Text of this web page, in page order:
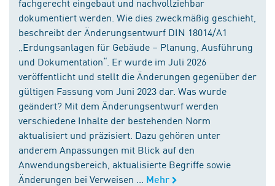
dokumentiert werden. Wie dies zweckmäßig geschieht,
beschreibt der Änderungsentwurf DIN 18014/A1
„Erdungsanlagen für Gebäude – Planung, Ausführung
und Dokumentation“. Er wurde im Juli 2026
veröffentlicht und stellt die Änderungen gegenüber der
gültigen Fassung vom Juni 2023 dar. Was wurde
geändert? Mit dem Änderungsentwurf werden
verschiedene Inhalte der bestehenden Norm
aktualisiert und präzisiert. Dazu gehören unter
anderem Anpassungen mit Blick auf den
Anwendungsbereich, aktualisierte Begriffe sowie
Änderungen bei Verweisen ...
Mehr